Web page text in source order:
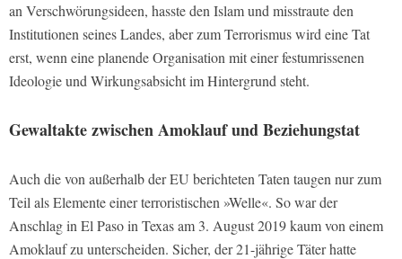
an Verschwörungsideen, hasste den Islam und misstraute den
Institutionen seines Landes, aber zum Terrorismus wird eine Tat
erst, wenn eine planende Organisation mit einer festumrissenen
Ideologie und Wirkungsabsicht im Hintergrund steht.
Gewaltakte zwischen Amoklauf und Beziehungstat
Auch die von außerhalb der EU berichteten Taten taugen nur zum
Teil als Elemente einer terroristischen »Welle«. So war der
Anschlag in El Paso in Texas am 3. August 2019 kaum von einem
Amoklauf zu unterscheiden. Sicher, der 21-jährige Täter hatte